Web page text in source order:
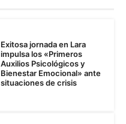
Exitosa jornada en Lara
impulsa los «Primeros
Auxilios Psicológicos y
Bienestar Emocional» ante
situaciones de crisis